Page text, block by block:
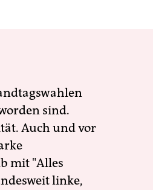
sind.
Auch und vor
mit "Alles
linke,